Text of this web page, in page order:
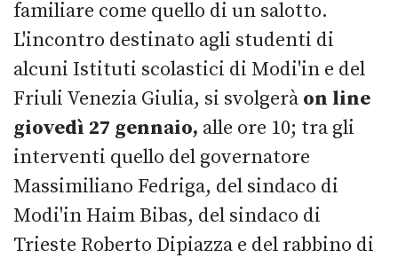
familiare come quello di un salotto.
L'incontro destinato agli studenti di
alcuni Istituti scolastici di Modi'in e del
Friuli Venezia Giulia, si svolgerà on line
giovedì 27 gennaio, alle ore 10; tra gli
interventi quello del governatore
Massimiliano Fedriga, del sindaco di
Modi'in Haim Bibas, del sindaco di
Trieste Roberto Dipiazza e del rabbino di